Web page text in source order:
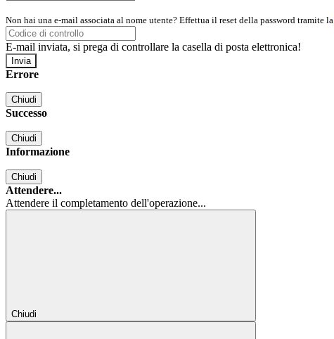
Non hai una e-mail associata al nome utente? Effettua il reset della password tramite la
E-mail inviata, si prega di controllare la casella di posta elettronica!
Errore
Chiudi
Successo
Chiudi
Informazione
Chiudi
Attendere...
Attendere il completamento dell'operazione...
Chiudi